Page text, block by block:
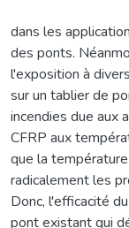
dans les
des ponts.
l'exposition à
sur un tablier de
incendies due aux
CFRP aux
que la
radicalement les
Donc, l'efficacité
pont existant qui